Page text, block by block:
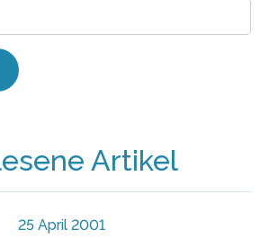
Artikel
25 April 2001